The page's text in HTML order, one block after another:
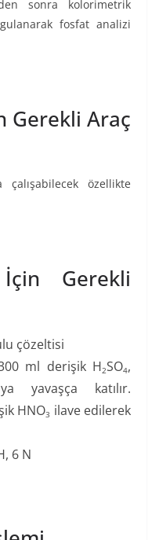
sonra kolorimetrik
fosfat analizi
Gerekli Araç
çalışabilecek özellikte
Gerekli
çözeltisi
ml derişik H2SO4,
yavaşça katılır.
HNO3 ilave edilerek
6 N